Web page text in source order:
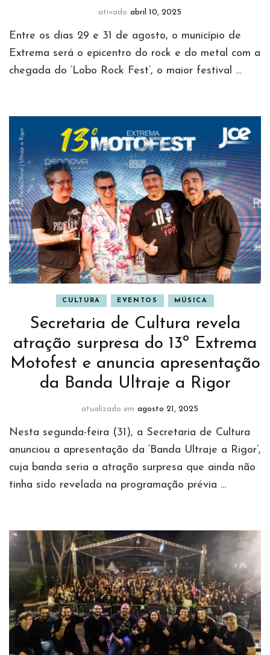
ativado abril 10, 2025
Entre os dias 29 e 31 de agosto, o município de
Extrema será o epicentro do rock e do metal com a
chegada do ‘Lobo Rock Fest’, o maior festival …
CULTURA EVENTOS MÚSICA
Secretaria de Cultura revela
atração surpresa do 13º Extrema
Motofest e anuncia apresentação
da Banda Ultraje a Rigor
atualizado em agosto 21, 2025
Nesta segunda-feira (31), a Secretaria de Cultura
anunciou a apresentação da ‘Banda Ultraje a Rigor’,
cuja banda seria a atração surpresa que ainda não
tinha sido revelada na programação prévia …